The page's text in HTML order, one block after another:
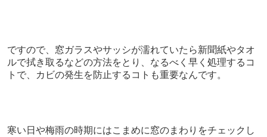
ですので、窓ガラスやサッシが濡れていたら新聞紙やタオ
ルで拭き取るなどの方法をとり、なるべく早く処理するコ
トで、カビの発生を防止するコトも重要なんです。
寒い日や梅雨の時期にはこまめに窓のまわりをチェックし